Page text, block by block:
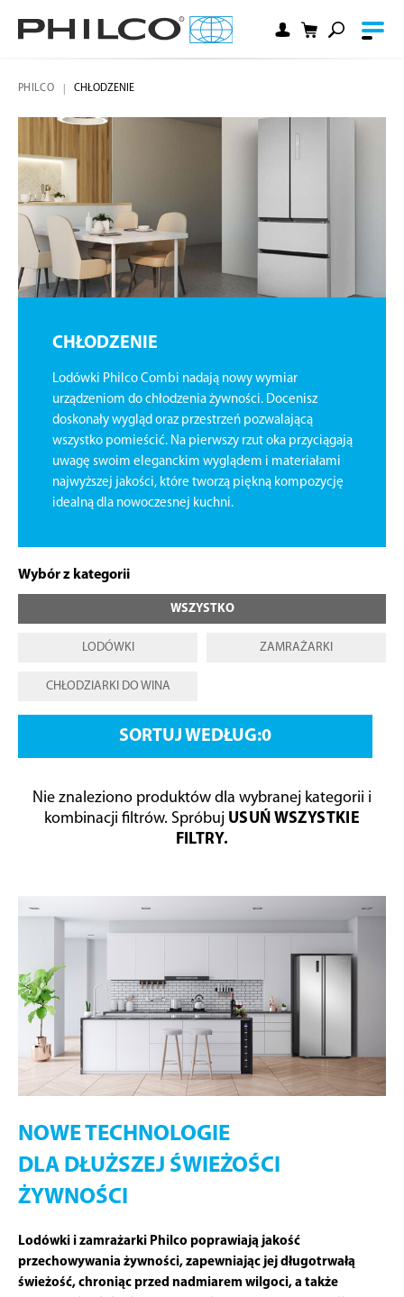
PHILCO CHŁODZENIE
CHŁODZENIE
Lodówki Philco Combi nadają nowy wymiar
urządzeniom do chłodzenia żywności. Docenisz
doskonały wygląd oraz przestrzeń pozwalającą
wszystko pomieścić. Na pierwszy rzut oka przyciągają
uwagę swoim eleganckim wyglądem i materiałami
najwyższej jakości, które tworzą piękną kompozycję
idealną dla nowoczesnej kuchni.
Wybór z kategorii
LODÓWKI ZAMRAŻARKI
CHŁODZIARKI DO WINA
WSZYSTKO
SORTUJ WEDŁUG:
Nie znaleziono produktów dla wybranej kategorii i
kombinacji filtrów. Spróbuj USUŃ WSZYSTKIE
FILTRY.
NOWE TECHNOLOGIE
DLA DŁUŻSZEJ ŚWIEŻOŚCI
ŻYWNOŚCI
Lodówki i zamrażarki Philco poprawiają jakość
przechowywania żywności, zapewniając jej długotrwałą
świeżość, chroniąc przed nadmiarem wilgoci, a także